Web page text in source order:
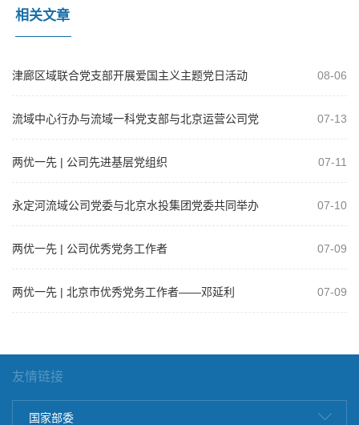
相关文章
津廊区域联合党支部开展爱国主义主题党日活动 08-06
流域中心行办与流域一科党支部与北京运营公司党
07-13
两优一先 | 公司先进基层党组织 07-11
永定河流域公司党委与北京水投集团党委共同举办
07-10
两优一先 | 公司优秀党务工作者 07-09
两优一先 | 北京市优秀党务工作者——邓延利 07-09
友情链接
国家部委